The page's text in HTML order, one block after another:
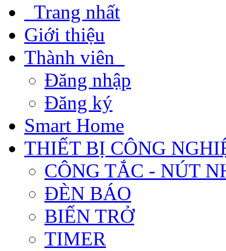
Trang nhất
Giới thiệu
Thành viên
Đăng nhập
Đăng ký
Smart Home
THIẾT BỊ CÔNG
CÔNG TẮC - NÚT
ĐÈN BÁO
BIẾN TRỞ
TIMER